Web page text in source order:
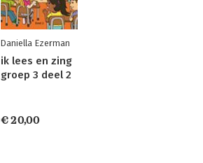
Daniella Ezerman
ik lees en zing
groep 3 deel 2
€ 20,00